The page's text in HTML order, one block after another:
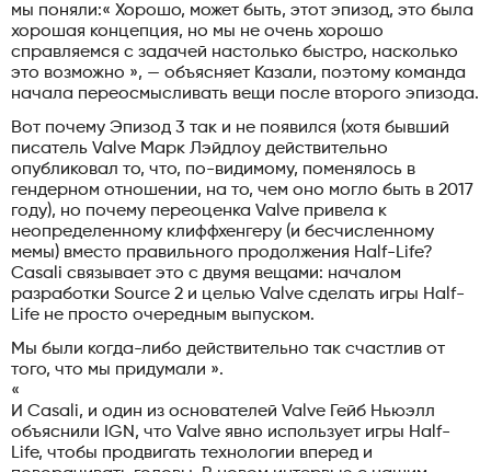
мы поняли:« Хорошо, может быть, этот эпизод, это была
хорошая концепция, но мы не очень хорошо
справляемся с задачей настолько быстро, насколько
это возможно », — объясняет Казали, поэтому команда
начала переосмысливать вещи после второго эпизода.
Вот почему Эпизод 3 так и не появился (хотя бывший
писатель Valve Марк Лэйдлоу действительно
опубликовал то, что, по-видимому, поменялось в
гендерном отношении, на то, чем оно могло быть в 2017
году), но почему переоценка Valve привела к
неопределенному клиффхенгеру (и бесчисленному
мемы) вместо правильного продолжения Half-Life?
Casali связывает это с двумя вещами: началом
разработки Source 2 и целью Valve сделать игры Half-
Life не просто очередным выпуском.
Мы были когда-либо действительно так счастлив от
того, что мы придумали ».
«
И Casali, и один из основателей Valve Гейб Ньюэлл
объяснили IGN, что Valve явно использует игры Half-
Life, чтобы продвигать технологии вперед и